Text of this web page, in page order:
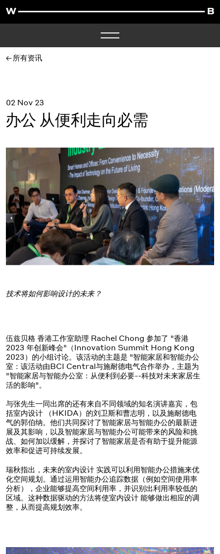
所有资讯
02 Nov 23
办公 从便利走向必需
技术将如何影响设计的未来？
伍兹贝格 香港工作室助理 Rachel Chong 参加了 "香港
2023 年创新峰会"（Innovation Summit Hong Kong
2023）的小组讨论。该活动的主题是 "智能家居和智能办公
室：该活动由BCI Central与施耐德电气合作举办，主题为
"智能家居与智能办公室：从便利到必要--科技对未来家居生
活的影响"。
与张先生一同出席的还有来自不同领域的知名演讲嘉宾，包
括室内设计 （HKIDA）的刘卫斯和曹志明，以及施耐德电
气的郭伯纳。他们共同探讨了智能家居与智能办公的最新进
展及其影响，以及智能家居与智能办公可能带来的风险和挑
战、如何加以缓解，并探讨了智能家居是否有助于提升能源
效率和促进可持续发展。
瑞秋指出，未来的室内设计 实践可以利用智能办公措施来优
化空间规划。通过运用智能办公追踪数据（例如空间使用率
分析），企业能够提高空间利用率，并识别出利用率较低的
区域。这种数据驱动的方法将使室内设计 能够做出相应的调
整，从而提高规划效率。